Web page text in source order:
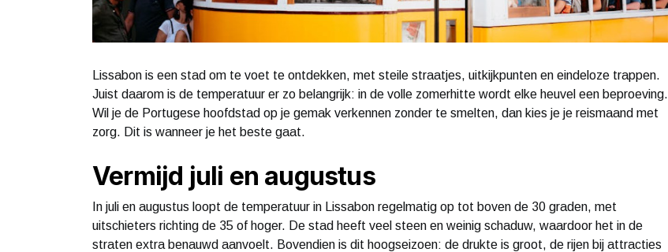
Lissabon is een stad om te voet te ontdekken, met steile straatjes, uitkijkpunten en eindeloze trappen.
Juist daarom is de temperatuur er zo belangrijk: in de volle zomerhitte wordt elke heuvel een beproeving.
Wil je de Portugese hoofdstad op je gemak verkennen zonder te smelten, dan kies je je reismaand met
zorg. Dit is wanneer je het beste gaat.
Vermijd juli en augustus
In juli en augustus loopt de temperatuur in Lissabon regelmatig op tot boven de 30 graden, met
uitschieters richting de 35 of hoger. De stad heeft veel steen en weinig schaduw, waardoor het in de
straten extra benauwd aanvoelt. Bovendien is dit hoogseizoen: de drukte is groot, de rijen bij attracties